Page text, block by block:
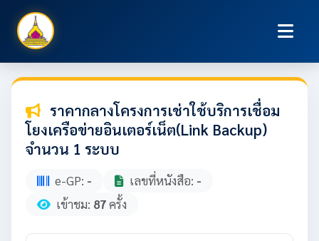
ราคากลางโครงการเช่าใช้บริการเชื่อม
โยงเครือข่ายอินเตอร์เน็ต(Link Backup)
จำนวน 1 ระบบ
e-GP: - เลขที่หนังสือ: -
เข้าชม: 87ครั้ง